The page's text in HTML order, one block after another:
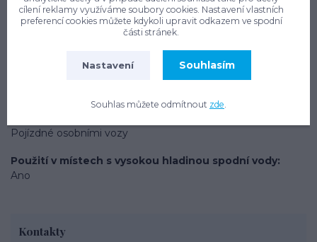
2650 mm
Pojízdné osobními vozy
Použití v místech s vysokou hladinou spodní vody
Ano
Kontakty
cílení reklamy využíváme soubory cookies. Nastavení vlastních
preferencí cookies můžete kdykoli upravit odkazem ve spodní
části stránek.
Nastavení Souhlasím
Souhlas můžete odmítnout zde